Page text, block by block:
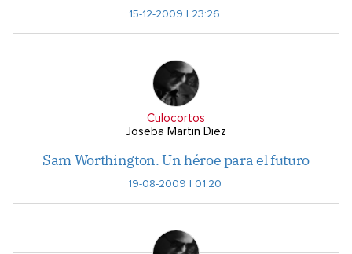
15-12-2009 | 23:26
Culocortos
Joseba Martin Diez
Sam Worthington. Un héroe para el futuro
19-08-2009 | 01:20